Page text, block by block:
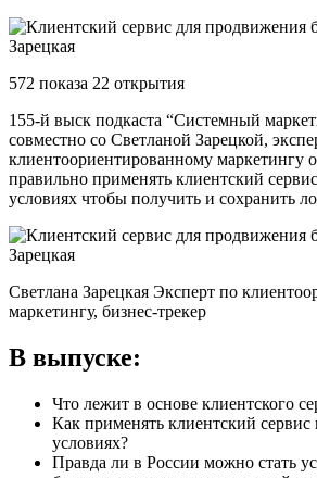
572 показа 22 открытия
155-й выск подкаста “Системный
совместно со Светланой Зарецкой,
клиентоориентированному маркетингу
правильно применять клиентский
условиях чтобы получить и сохранить
Светлана Зарецкая Эксперт по
маркетингу, бизнес-трекер
В выпуске:
Что лежит в основе клиентского
Как применять клиентский
условиях?
Правда ли в России можно стать